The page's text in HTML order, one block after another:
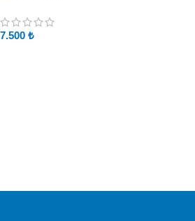
7.500 ₺